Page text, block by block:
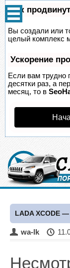
Как
Вы создали или
целый комплекс
Ускорение
Если вам трудно
десятки раз, а
месяц, то в
LADA
wa-lk